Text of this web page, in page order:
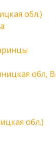
обл.)
обл,
обл.)